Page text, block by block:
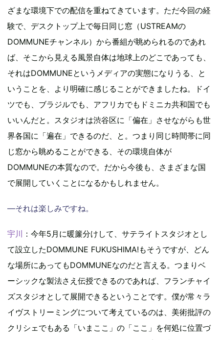
ざまな環境下での配信を重ねてきています。ただ今回の経
験で、デスクトップ上で毎日同じ窓（USTREAMの
DOMMUNEチャンネル）から番組が眺められるのであれ
ば、そこから見える風景自体は地球上のどこであっても、
それはDOMMUNEというメディアの実態になりうる、と
いうことを、より明確に感じることができましたね。ドイ
ツでも、ブラジルでも、アフリカでもドミニカ共和国でも
いいんだと。スタジオは渋谷区に「偏在」させながらも世
界各国に「遍在」できるのだ、と。つまり同じ時間帯に同
じ窓から眺めることができる、その環境自体が
DOMMUNEの本質なので。だから今後も、さまざまな国
で展開していくことになるかもしれません。
―それは楽しみですね。
宇川 ：今年5月に暖簾分けして、サテライトスタジオとし
て設立したDOMMUNE FUKUSHIMA!もそうですが、どん
な場所にあってもDOMMUNEなのだと言える。つまりベ
ーシックな製法さえ伝授できるのであれば、フランチャイ
ズスタジオとして展開できるということです。僕が常々ラ
イヴストリーミングについて考えているのは、美術批評の
クリシェでもある「いまここ」の「ここ」を何処に位置づ